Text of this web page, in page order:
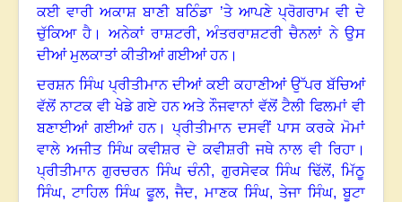
ਕਈ ਵਾਰੀ ਅਕਾਸ਼ ਬਾਣੀ ਬਠਿੰਡਾ ’ਤੇ ਆਪਣੇ ਪ੍ਰੋਗਰਾਮ ਵੀ ਦੇ
ਚੁੱਕਿਆ ਹੈ । ਅਨੇਕਾਂ ਰਾਸ਼ਟਰੀ,ਅੰਤਰਰਾਸ਼ਟਰੀ ਚੈਨਲਾਂ ਨੇ ਉਸ
ਦੀਆਂ ਮੁਲਕਾਤਾਂ ਕੀਤੀਆਂ ਗਈਆਂ ਹਨ।
ਦਰਸ਼ਨ ਸਿੰਘ ਪ੍ਰੀਤੀਮਾਨ ਦੀਆਂ ਕਈ ਕਹਾਣੀਆਂ ਉੱਪਰ ਬੱਚਿਆਂ
ਵੱਲੋਂ ਨਾਟਕ ਵੀ ਖੇਡੇ ਗਏ ਹਨ ਅਤੇ ਨੌਜਵਾਨਾਂ ਵੱਲੋਂ ਟੈਲੀ ਫਿਲਮਾਂ ਵੀ
ਬਣਾਈਆਂ ਗਈਆਂ ਹਨ।ਪ੍ਰੀਤੀਮਾਨ ਦਸਵੀਂ ਪਾਸ ਕਰਕੇ ਮੋਮਾਂ
ਵਾਲੇ ਅਜੀਤ ਸਿੰਘ ਕਵੀਸ਼ਰ ਦੇ ਕਵੀਸ਼ਰੀ ਜਥੇ ਨਾਲ ਵੀ ਰਿਹਾ ।
ਪ੍ਰੀਤੀਮਾਨ ਗੁਰਚਰਨ ਸਿੰਘ ਚੰਨੀ, ਗੁਰਸੇਵਕ ਸਿੰਘ ਢਿੱਲੋਂ,ਮਿੱਠੂ
ਸਿੰਘ,ਟਾਹਿਲ ਸਿੰਘ ਫੂਲ,ਜੈਦ, ਮਾਣਕ ਸਿੰਘ, ਤੇਜਾ ਸਿੰਘ,ਬੂਟਾ